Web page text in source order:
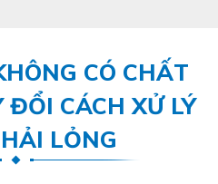
CÓ CHẤT
CÁCH XỬ LÝ
LỎNG